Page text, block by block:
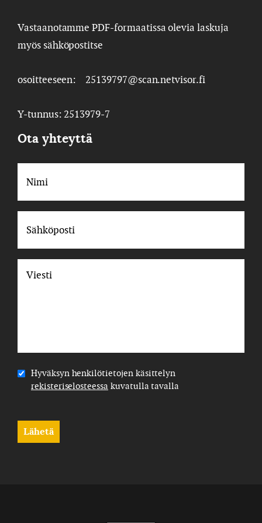
Vastaanotamme PDF-formaatissa olevia laskuja
myös sähköpostitse
osoitteeseen: 25139797@scan.netvisor.fi
Y-tunnus: 2513979-7
Ota yhteyttä
Hyväksyn
henkilötietojen
kuvatulla
tavalla *
Hyväksyn henkilötietojen käsittelyn
rekisteriselosteessa kuvatulla tavalla
Lähetä